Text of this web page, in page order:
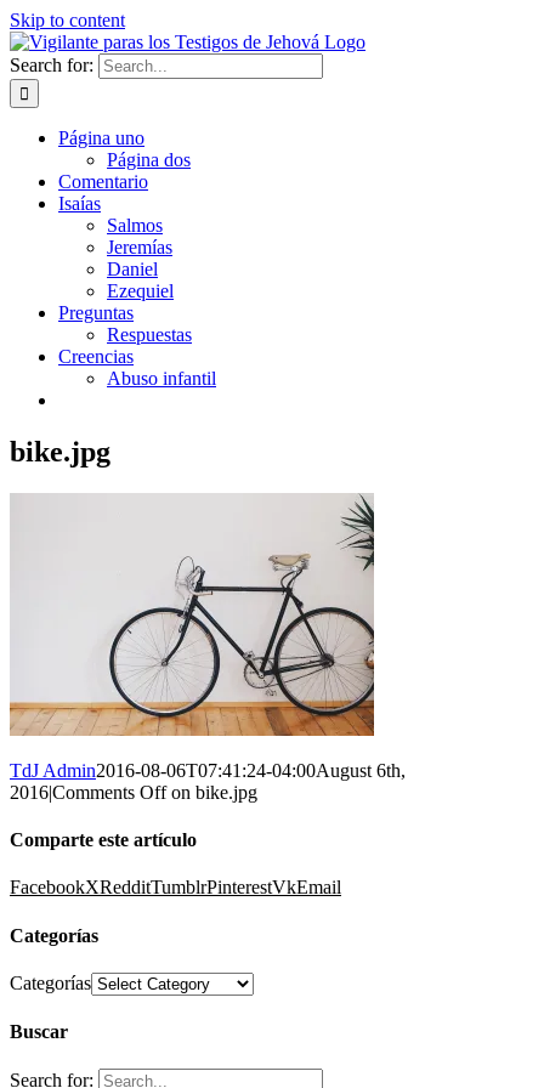
Skip to content
Search for:
Página uno
Página dos
Comentario
Isaías
Salmos
Jeremías
Daniel
Ezequiel
Preguntas
Respuestas
Creencias
Abuso infantil
bike.jpg
TdJ Admin2016-08-06T07:41:24-04:00August 6th,
2016|Comments Offon bike.jpg
Comparte este artículo
FacebookXRedditTumblrPinterestVkEmail
Categorías
Categorías
Buscar
Search for: